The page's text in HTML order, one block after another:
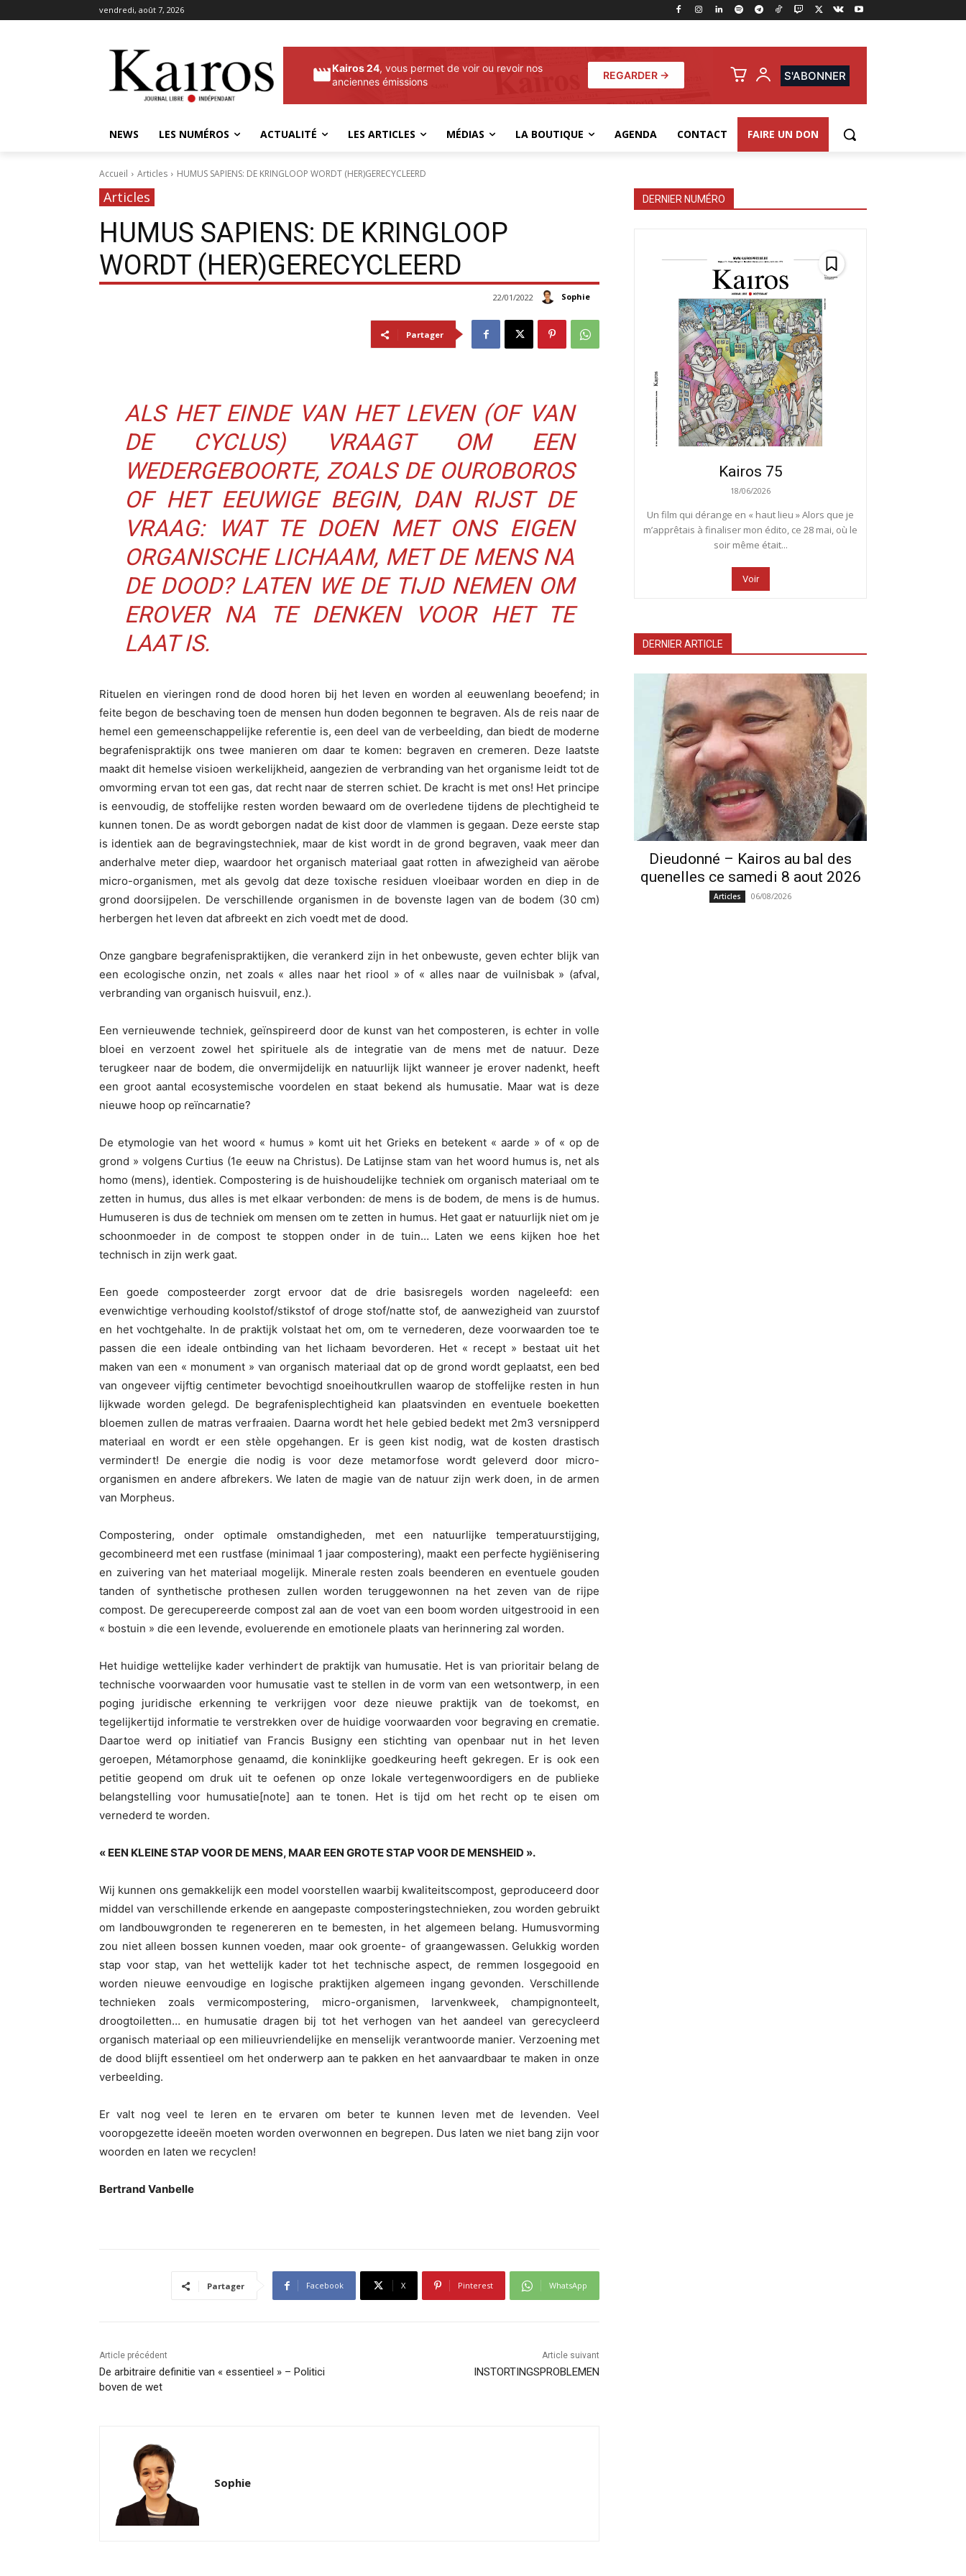
vendredi, août 7, 2026
Kairos 24, vous permet de voir ou revoir nos
anciennes émissions
REGARDER → S'ABONNER
NEWS LES NUMÉROS ACTUALITÉ LES ARTICLES MÉDIAS LA BOUTIQUE AGENDA CONTACT FAIRE UN DON
Accueil Articles HUMUS SAPIENS: DE KRINGLOOP WORDT (HER)GERECYCLEERD
Articles
HUMUS SAPIENS: DE KRINGLOOP
WORDT (HER)GERECYCLEERD
Sophie
22/01/2022
Partager
ALS HET EINDE VAN HET LEVEN (OF VAN
DE CYCLUS) VRAAGT OM EEN
WEDERGEBOORTE, ZOALS DE OUROBOROS
OF HET EEUWIGE BEGIN, DAN RIJST DE
VRAAG: WAT TE DOEN MET ONS EIGEN
ORGANISCHE LICHAAM, MET DE MENS NA
DE DOOD? LATEN WE DE TIJD NEMEN OM
EROVER NA TE DENKEN VOOR HET TE
LAAT IS.
Rituelen en vieringen rond de dood horen bij het leven en worden al eeuwenlang beoefend; in
feite begon de beschaving toen de mensen hun doden begonnen te begraven. Als de reis naar de
hemel een gemeenschappelijke referentie is, een deel van de verbeelding, dan biedt de moderne
begrafenispraktijk ons twee manieren om daar te komen: begraven en cremeren. Deze laatste
maakt dit hemelse visioen werkelijkheid, aangezien de verbranding van het organisme leidt tot de
omvorming ervan tot een gas, dat recht naar de sterren schiet. De kracht is met ons! Het principe
is eenvoudig, de stoffelijke resten worden bewaard om de overledene tijdens de plechtigheid te
kunnen tonen. De as wordt geborgen nadat de kist door de vlammen is gegaan. Deze eerste stap
is identiek aan de begravingstechniek, maar de kist wordt in de grond begraven, vaak meer dan
anderhalve meter diep, waardoor het organisch materiaal gaat rotten in afwezigheid van aërobe
micro-organismen, met als gevolg dat deze toxische residuen vloeibaar worden en diep in de
grond doorsijpelen. De verschillende organismen in de bovenste lagen van de bodem (30 cm)
herbergen het leven dat afbreekt en zich voedt met de dood.
Onze gangbare begrafenispraktijken, die verankerd zijn in het onbewuste, geven echter blijk van
een ecologische onzin, net zoals « alles naar het riool » of « alles naar de vuilnisbak » (afval,
verbranding van organisch huisvuil, enz.).
Een vernieuwende techniek, geïnspireerd door de kunst van het composteren, is echter in volle
bloei en verzoent zowel het spirituele als de integratie van de mens met de natuur. Deze
terugkeer naar de bodem, die onvermijdelijk en natuurlijk lijkt wanneer je erover nadenkt, heeft
een groot aantal ecosystemische voordelen en staat bekend als humusatie. Maar wat is deze
nieuwe hoop op reïncarnatie?
De etymologie van het woord « humus » komt uit het Grieks en betekent « aarde » of « op de
grond » volgens Curtius (1e eeuw na Christus). De Latijnse stam van het woord humus is, net als
homo (mens), identiek. Compostering is de huishoudelijke techniek om organisch materiaal om te
zetten in humus, dus alles is met elkaar verbonden: de mens is de bodem, de mens is de humus.
Humuseren is dus de techniek om mensen om te zetten in humus. Het gaat er natuurlijk niet om je
schoonmoeder in de compost te stoppen onder in de tuin… Laten we eens kijken hoe het
technisch in zijn werk gaat.
Een goede composteerder zorgt ervoor dat de drie basisregels worden nageleefd: een
evenwichtige verhouding koolstof/stikstof of droge stof/natte stof, de aanwezigheid van zuurstof
en het vochtgehalte. In de praktijk volstaat het om, om te vernederen, deze voorwaarden toe te
passen die een ideale ontbinding van het lichaam bevorderen. Het « recept » bestaat uit het
maken van een « monument » van organisch materiaal dat op de grond wordt geplaatst, een bed
van ongeveer vijftig centimeter bevochtigd snoeihoutkrullen waarop de stoffelijke resten in hun
lijkwade worden gelegd. De begrafenisplechtigheid kan plaatsvinden en eventuele boeketten
bloemen zullen de matras verfraaien. Daarna wordt het hele gebied bedekt met 2m3 versnipperd
materiaal en wordt er een stèle opgehangen. Er is geen kist nodig, wat de kosten drastisch
vermindert! De energie die nodig is voor deze metamorfose wordt geleverd door micro-
organismen en andere afbrekers. We laten de magie van de natuur zijn werk doen, in de armen
van Morpheus.
Compostering, onder optimale omstandigheden, met een natuurlijke temperatuurstijging,
gecombineerd met een rustfase (minimaal 1 jaar compostering), maakt een perfecte hygiënisering
en zuivering van het materiaal mogelijk. Minerale resten zoals beenderen en eventuele gouden
tanden of synthetische prothesen zullen worden teruggewonnen na het zeven van de rijpe
compost. De gerecupereerde compost zal aan de voet van een boom worden uitgestrooid in een
« bostuin » die een levende, evoluerende en emotionele plaats van herinnering zal worden.
Het huidige wettelijke kader verhindert de praktijk van humusatie. Het is van prioritair belang de
technische voorwaarden voor humusatie vast te stellen in de vorm van een wetsontwerp, in een
poging juridische erkenning te verkrijgen voor deze nieuwe praktijk van de toekomst, en
tegelijkertijd informatie te verstrekken over de huidige voorwaarden voor begraving en crematie.
Daartoe werd op initiatief van Francis Busigny een stichting van openbaar nut in het leven
geroepen, Métamorphose genaamd, die koninklijke goedkeuring heeft gekregen. Er is ook een
petitie geopend om druk uit te oefenen op onze lokale vertegenwoordigers en de publieke
belangstelling voor humusatie[note] aan te tonen. Het is tijd om het recht op te eisen om
vernederd te worden.
« EEN KLEINE STAP VOOR DE MENS, MAAR EEN GROTE STAP VOOR DE MENSHEID ».
Wij kunnen ons gemakkelijk een model voorstellen waarbij kwaliteitscompost, geproduceerd door
middel van verschillende erkende en aangepaste composteringstechnieken, zou worden gebruikt
om landbouwgronden te regenereren en te bemesten, in het algemeen belang. Humusvorming
zou niet alleen bossen kunnen voeden, maar ook groente- of graangewassen. Gelukkig worden
stap voor stap, van het wettelijk kader tot het technische aspect, de remmen losgegooid en
worden nieuwe eenvoudige en logische praktijken algemeen ingang gevonden. Verschillende
technieken zoals vermicompostering, micro-organismen, larvenkweek, champignonteelt,
droogtoiletten… en humusatie dragen bij tot het verhogen van het aandeel van gerecycleerd
organisch materiaal op een milieuvriendelijke en menselijk verantwoorde manier. Verzoening met
de dood blijft essentieel om het onderwerp aan te pakken en het aanvaardbaar te maken in onze
verbeelding.
Er valt nog veel te leren en te ervaren om beter te kunnen leven met de levenden. Veel
vooropgezette ideeën moeten worden overwonnen en begrepen. Dus laten we niet bang zijn voor
woorden en laten we recyclen!
Bertrand Vanbelle
Partager Facebook X Pinterest WhatsApp
Article précédent
De arbitraire definitie van « essentieel » – Politici
boven de wet
Article suivant
INSTORTINGSPROBLEMEN
Sophie
DERNIER NUMÉRO
Kairos 75
18/06/2026
Un film qui dérange en « haut lieu » Alors que je
m’apprêtais à finaliser mon édito, ce 28 mai, où le
soir même était...
Voir
DERNIER ARTICLE
Dieudonné – Kairos au bal des
quenelles ce samedi 8 aout 2026
Articles 06/08/2026